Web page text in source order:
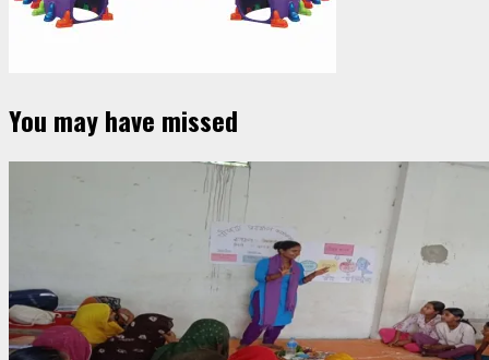
You may have missed